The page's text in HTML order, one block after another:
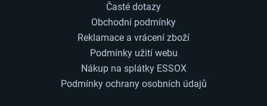
Časté dotazy
Obchodní podmínky
Reklamace a vrácení zboží
Podmínky užití webu
Nákup na splátky ESSOX
Podmínky ochrany osobních údajů